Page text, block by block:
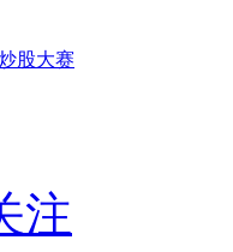
股大赛
注